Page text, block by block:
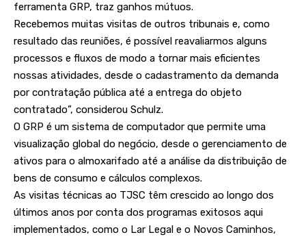
ferramenta GRP, traz ganhos mútuos.
Recebemos muitas visitas de outros tribunais e, como
resultado das reuniões, é possível reavaliarmos alguns
processos e fluxos de modo a tornar mais eficientes
nossas atividades, desde o cadastramento da demanda
por contratação pública até a entrega do objeto
contratado”, considerou Schulz.
O GRP é um sistema de computador que permite uma
visualização global do negócio, desde o gerenciamento de
ativos para o almoxarifado até a análise da distribuição de
bens de consumo e cálculos complexos.
As visitas técnicas ao TJSC têm crescido ao longo dos
últimos anos por conta dos programas exitosos aqui
implementados, como o Lar Legal e o Novos Caminhos,